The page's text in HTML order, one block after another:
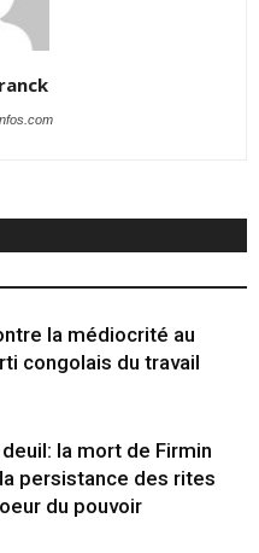
la médiocrité au
congolais du travail
la mort de Firmin
persistance des rites
du pouvoir